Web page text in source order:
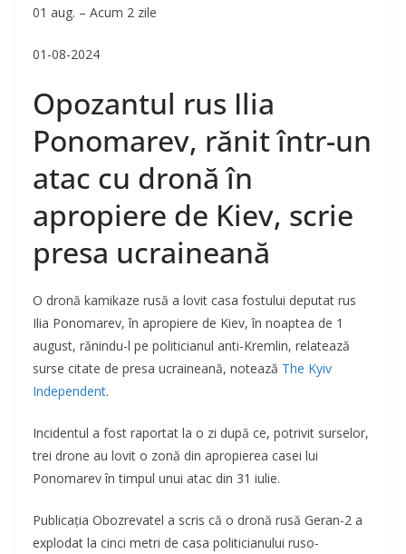
01 aug. – Acum 2 zile
01-08-2024
Opozantul rus Ilia
Ponomarev, rănit într-un
atac cu dronă în
apropiere de Kiev, scrie
presa ucraineană
O dronă kamikaze rusă a lovit casa fostului deputat rus
Ilia Ponomarev, în apropiere de Kiev, în noaptea de 1
august, rănindu-l pe politicianul anti-Kremlin, relatează
surse citate de presa ucraineană, notează The Kyiv
Independent.
Incidentul a fost raportat la o zi după ce, potrivit surselor,
trei drone au lovit o zonă din apropierea casei lui
Ponomarev în timpul unui atac din 31 iulie.
Publicația Obozrevatel a scris că o dronă rusă Geran-2 a
explodat la cinci metri de casa politicianului ruso-